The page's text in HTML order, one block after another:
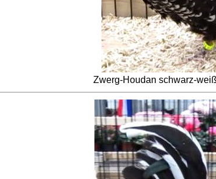
Zwerg-Houdan schwarz-